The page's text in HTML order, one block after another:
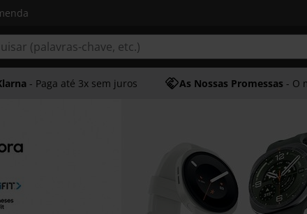
- Paga até 3x sem juros As Nossas Promessas - O